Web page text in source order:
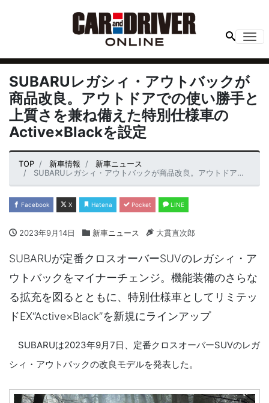
SUBARUレガシィ・アウトバックが
商品改良。アウトドアでの使い勝手と
上質さを兼ね備えた特別仕様車の
Active×Blackを設定
TOP 新車情報
新車ニュース
SUBARUレガシィ・アウトバックが商品改良。アウトドアでの使い勝手と上質さを兼ね備えた特別仕様車のActive×Blackを設定
Facebook X Hatena Pocket LINE
2023年9月14日 新車ニュース 大貫直次郎
SUBARUが定番クロスオーバーSUVのレガシィ・ア
ウトバックをマイナーチェンジ。機能装備のさらな
る拡充を図るとともに、特別仕様車としてリミテッ
ドEX“Active×Black”を新規にラインアップ
SUBARUは2023年9月7日、定番クロスオーバーSUVのレガ
シィ・アウトバックの改良モデルを発表した。